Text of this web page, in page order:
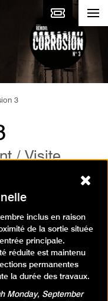
3
/ Visite
inclus en raison
de la sortie située
principale.
réduite est maintenu
permanentes
la durée des travaux.
Monday, September